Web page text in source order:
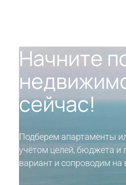
Начните
сейчас!
Подберем апартаменты
учётом целей, бюджета
вариант и сопроводим на